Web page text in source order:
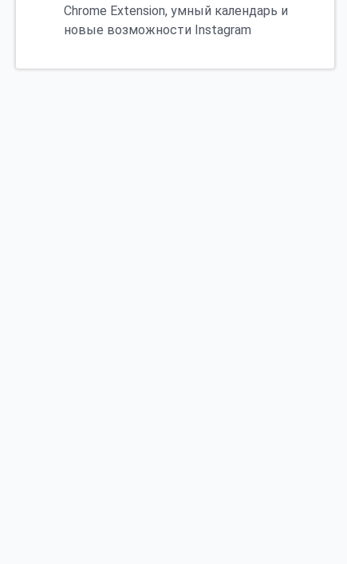
Chrome Extension, умный календарь и
новые возможности Instagram